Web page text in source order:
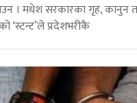
। मधेश सरकारका गृह, कानुन
‘स्टन्ट’ले प्रदेशभरीकै